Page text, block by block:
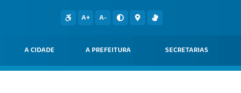
A+ A-
A CIDADE A PREFEITURA SECRETARIAS
A
D
E